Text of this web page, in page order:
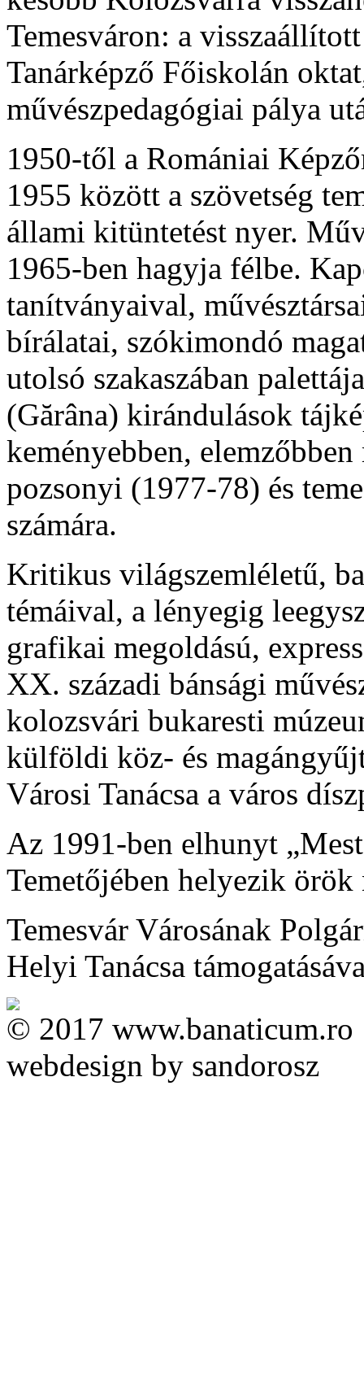
Temesváron: a
Tanárképző Főiskolán
művészpedagógiai pálya
1950-től a Romániai
1955 között a szövetség
állami kitüntetést nyer.
1965-ben hagyja félbe.
tanítványaival,
bírálatai, szókimondó
utolsó szakaszában
(Gărâna) kirándulások
keményebben,
pozsonyi (1977-78) és
számára.
Kritikus világszemléletű,
témáival, a lényegig
grafikai megoldású,
XX. századi bánsági
kolozsvári bukaresti
külföldi köz- és
Városi Tanácsa a város
Az 1991-ben elhunyt
Temetőjében helyezik
Temesvár Városának
Helyi Tanácsa
© 2017 www.banaticum.ro
webdesign by sandorosz